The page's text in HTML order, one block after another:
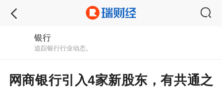
银行
追踪银行行业动态。
网商银行引入4家新股东，有共通之